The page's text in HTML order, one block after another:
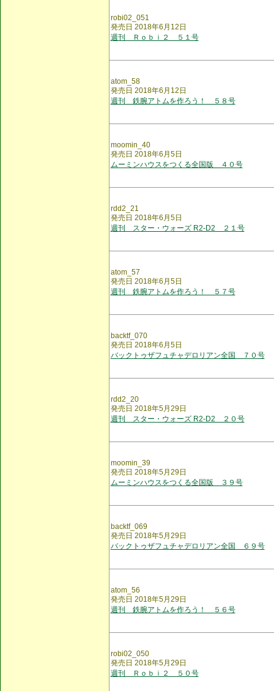
robi02_051
発売日 2018年6月12日
週刊 Ｒｏｂｉ２ ５１号
atom_58
発売日 2018年6月12日
週刊 鉄腕アトムを作ろう！ ５８号
moomin_40
発売日 2018年6月5日
ムーミンハウスをつくる全国版 ４０号
rdd2_21
発売日 2018年6月5日
週刊 スター・ウォーズ R2-D2 ２１号
atom_57
発売日 2018年6月5日
週刊 鉄腕アトムを作ろう！ ５７号
backtf_070
発売日 2018年6月5日
バックトゥザフュチャデロリアン全国 ７０号
rdd2_20
発売日 2018年5月29日
週刊 スター・ウォーズ R2-D2 ２０号
moomin_39
発売日 2018年5月29日
ムーミンハウスをつくる全国版 ３９号
backtf_069
発売日 2018年5月29日
バックトゥザフュチャデロリアン全国 ６９号
atom_56
発売日 2018年5月29日
週刊 鉄腕アトムを作ろう！ ５６号
robi02_050
発売日 2018年5月29日
週刊 Ｒｏｂｉ２ ５０号